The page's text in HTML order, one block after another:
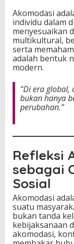
Akomodasi
individu dalam
menyesuaikan
multikultural,
serta
adalah bentuk
modern.
“Di era
bukan hanya
perubahan.”
Refleksi
sebagai
Sosial
Akomodasi
suatu
bukan tanda
kebijaksanaan
akomodasi,